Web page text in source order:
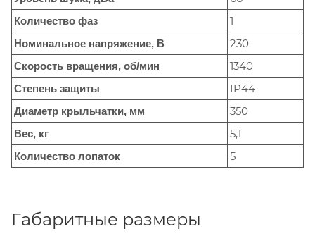
Количество фаз 1
Номинальное напряжение, В 230
Скорость вращения, об/мин 1340
Степень защиты IP44
Диаметр крыльчатки, мм 350
Вес, кг 5,1
Количество лопаток 5
Габаритные размеры